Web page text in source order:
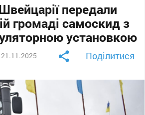
передали
громаді самоскид з
установкою
Поділитися